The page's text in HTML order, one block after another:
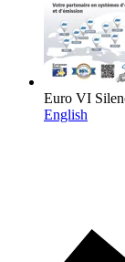
Euro VI
English